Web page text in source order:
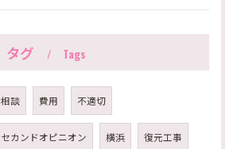
タグ Tags
相談 費用 不適切
セカンドオピニオン 横浜 復元工事